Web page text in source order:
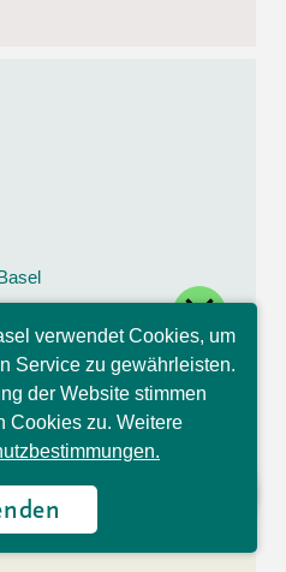
verwendet Cookies, um
Service zu gewährleisten.
der Website stimmen
Cookies zu. Weitere
ich bin Sophia und
gerne Ihre
Fragen.
close